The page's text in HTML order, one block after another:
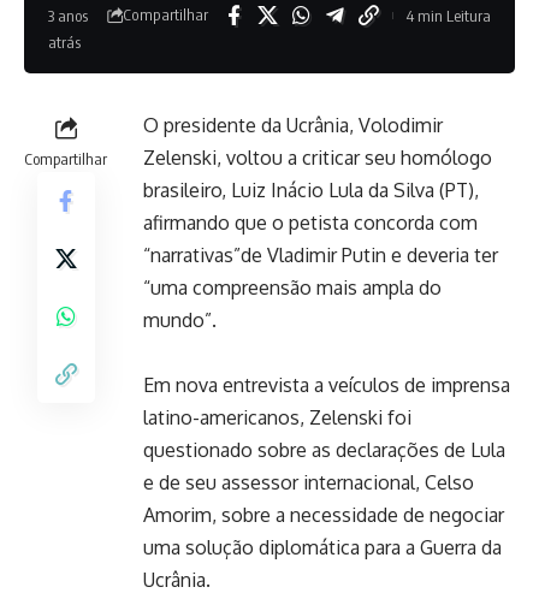
3 anos
atrás
Compartilhar 4 min Leitura
Compartilhar
O presidente da Ucrânia, Volodimir
Zelenski, voltou a criticar seu homólogo
brasileiro, Luiz Inácio Lula da Silva (PT),
afirmando que o petista concorda com
“narrativas”de Vladimir Putin e deveria ter
“uma compreensão mais ampla do
mundo”.
Em nova entrevista a veículos de imprensa
latino-americanos, Zelenski foi
questionado sobre as declarações de Lula
e de seu assessor internacional, Celso
Amorim, sobre a necessidade de negociar
uma solução diplomática para a Guerra da
Ucrânia.